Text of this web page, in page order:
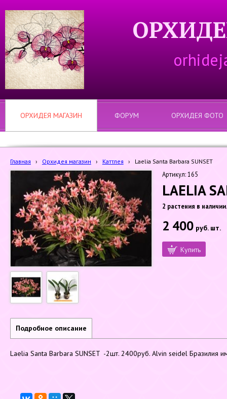
ОРХИДЕЯ МАГАЗИН ФОРУМ ОРХИДЕЯ ФОТО
Главная › Орхидея магазин › Каттлея › Laelia Santa Barbara SUNSET
Артикул: 165
LAELIA
2 растения в наличии.
2 400 руб. шт.
Купить
Подробное описание
Laelia Santa Barbara SUNSET -2шт. 2400руб. Alvin seidel Бразилия